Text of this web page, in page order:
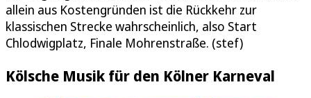
allein aus Kostengründen ist die Rückkehr zur
klassischen Strecke wahrscheinlich, also Start
Chlodwigplatz, Finale Mohrenstraße. (stef)
Kölsche Musik für den Kölner Karneval